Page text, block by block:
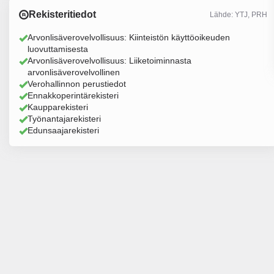
Rekisteritiedot Lähde: YTJ, PRH
Arvonlisäverovelvollisuus: Kiinteistön käyttöoikeuden
luovuttamisesta
Arvonlisäverovelvollisuus: Liiketoiminnasta
arvonlisäverovelvollinen
Verohallinnon perustiedot
Ennakkoperintärekisteri
Kaupparekisteri
Työnantajarekisteri
Edunsaajarekisteri